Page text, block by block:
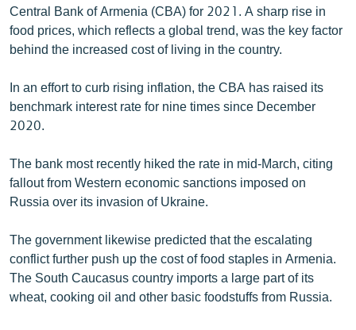
Русский
«Ազատության» բոլոր կայքերը
Central Bank of Armenia (CBA) for 2021. A sharp rise in
food prices, which reflects a global trend, was the key factor
behind the increased cost of living in the country.
In an effort to curb rising inflation, the CBA has raised its
benchmark interest rate for nine times since December
2020.
The bank most recently hiked the rate in mid-March, citing
fallout from Western economic sanctions imposed on
Russia over its invasion of Ukraine.
The government likewise predicted that the escalating
conflict further push up the cost of food staples in Armenia.
The South Caucasus country imports a large part of its
wheat, cooking oil and other basic foodstuffs from Russia.